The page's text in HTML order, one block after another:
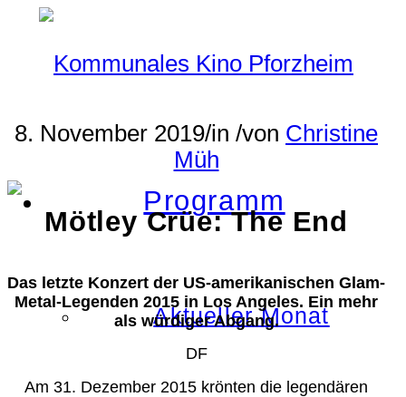
Programm
Aktueller Monat
8. November 2019/in /von Christine
Müh
Mötley Crüe: The End
Das letzte Konzert der US-amerikanischen Glam-
Metal-Legenden 2015 in Los Angeles. Ein mehr
als würdiger Abgang.
DF
Am 31. Dezember 2015 krönten die legendären